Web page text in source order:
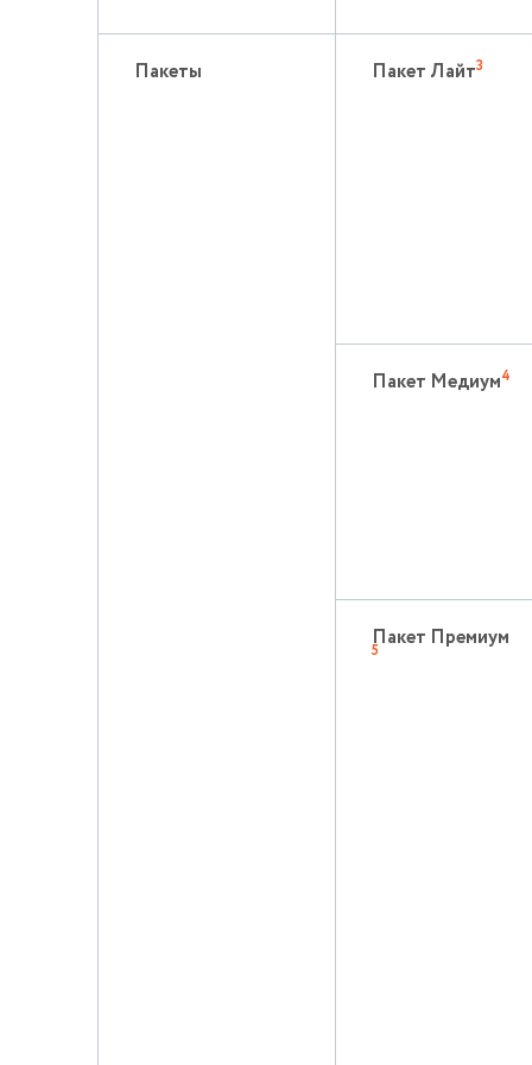
Пакеты Пакет Лайт3
Пакет Медиум4
Пакет Премиум
5